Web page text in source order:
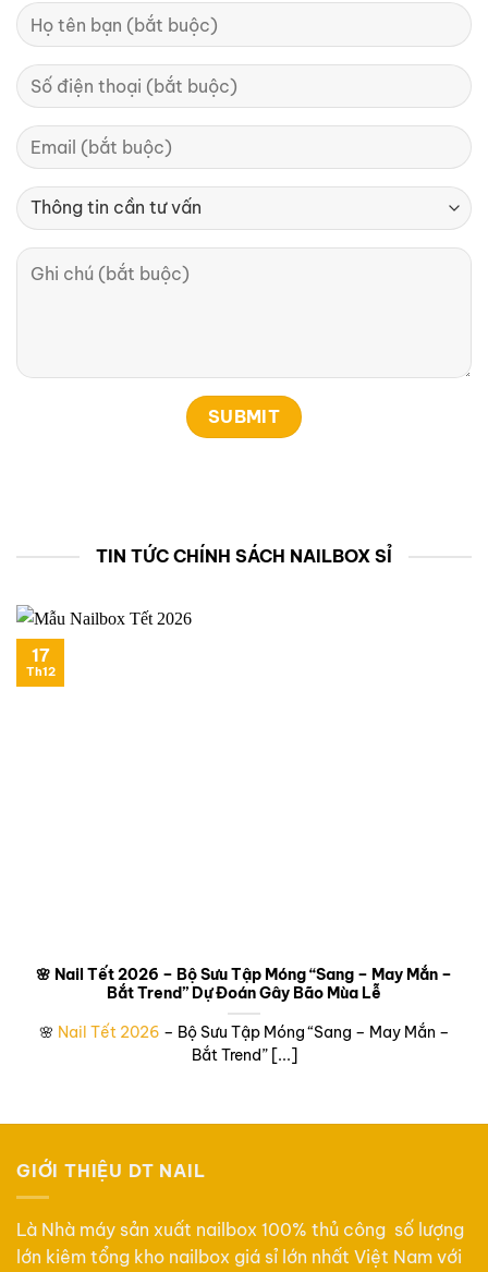
TIN TỨC CHÍNH SÁCH NAILBOX SỈ
🌸 Nail Tết 2026 – Bộ Sưu Tập Móng “Sang – May Mắn –
Bắt Trend” Dự Đoán Gây Bão Mùa Lễ
🌸 Nail Tết 2026 – Bộ Sưu Tập Móng “Sang – May Mắn –
Bắt Trend” [...]
17
Th12
GIỚI THIỆU DT NAIL
Là Nhà máy sản xuất nailbox 100% thủ công số lượng
lớn kiêm tổng kho nailbox giá sỉ lớn nhất Việt Nam với